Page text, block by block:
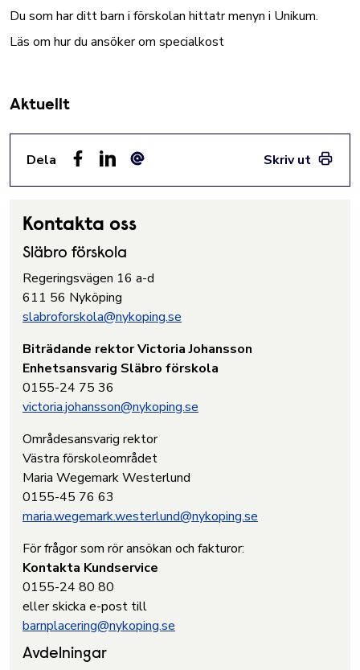
Du som har ditt barn i förskolan hittatr menyn i Unikum.
Läs om hur du ansöker om specialkost
Aktuellt
Dela
Skriv ut
Kontakta oss
Släbro förskola
Regeringsvägen 16 a-d
611 56 Nyköping
slabroforskola@nykoping.se
Biträdande rektor Victoria Johansson
Enhetsansvarig Släbro förskola
0155-24 75 36
victoria.johansson@nykoping.se
Områdesansvarig rektor
Västra förskoleområdet
Maria Wegemark Westerlund
0155-45 76 63
maria.wegemark.westerlund@nykoping.se
För frågor som rör ansökan och fakturor:
Kontakta Kundservice
0155-24 80 80
eller skicka e-post till
barnplacering@nykoping.se
Avdelningar